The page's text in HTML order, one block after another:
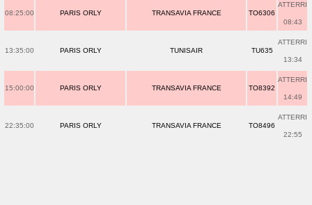
08:25:00 PARIS ORLY TRANSAVIA FRANCE TO6306
ATTERRI
08:43
13:35:00 PARIS ORLY TUNISAIR TU635
ATTERRI
13:34
15:00:00 PARIS ORLY TRANSAVIA FRANCE TO8392
ATTERRI
14:49
22:35:00 PARIS ORLY TRANSAVIA FRANCE TO8496
ATTERRI
22:55